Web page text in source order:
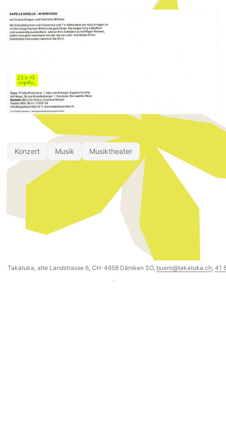
Konzert Musik Musiktheater
Takatuka, alte Landstrasse 6, CH-4658 Däniken SO, buero@takatuka.ch, 41
·